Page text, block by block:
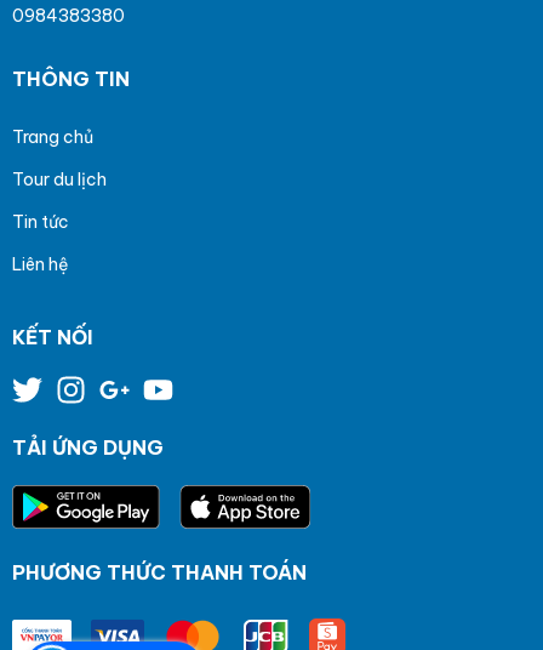
0984383380
THÔNG TIN
Trang chủ
Tour du lịch
Tin tức
Liên hệ
KẾT NỐI
TẢI ỨNG DỤNG
PHƯƠNG THỨC THANH TOÁN